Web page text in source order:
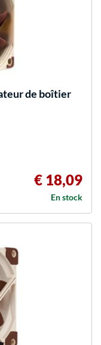
de boîtier
€ 18,09
En stock